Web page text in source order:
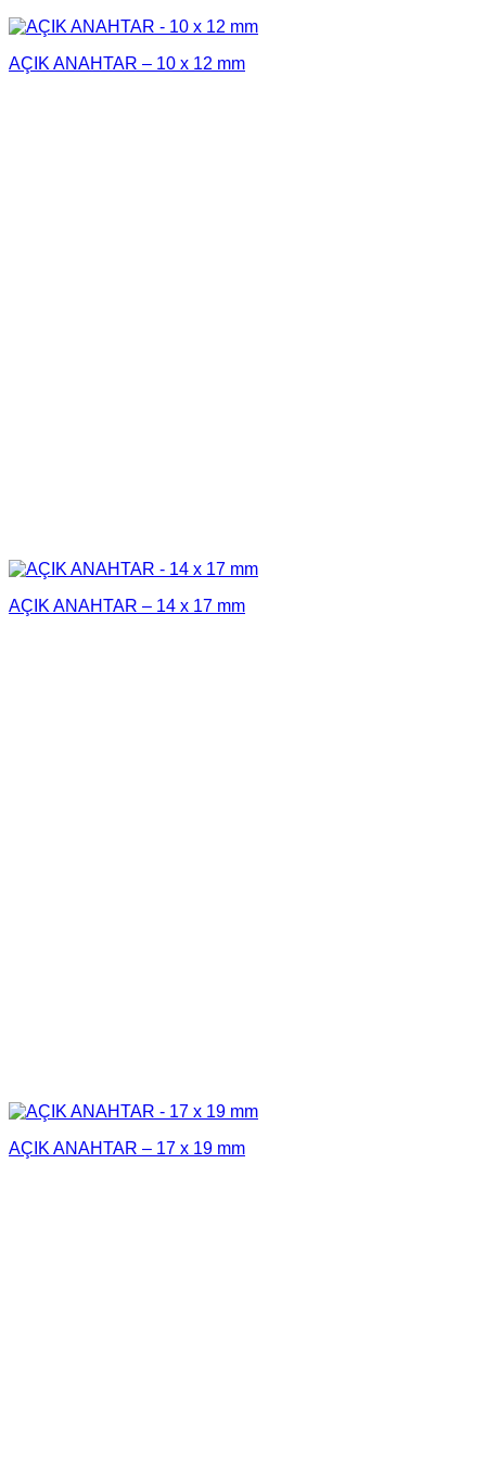
AÇIK ANAHTAR – 10 x 12 mm
AÇIK ANAHTAR – 14 x 17 mm
AÇIK ANAHTAR – 17 x 19 mm